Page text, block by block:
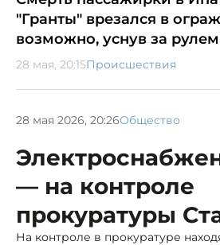
"Гранты" врезался в
возможно, уснув за рулем
28 мая, 20:15Происшествия
28 мая 2026, 20:26Общество
— на контроле
прокуратуры
На контроле в прокуратуре